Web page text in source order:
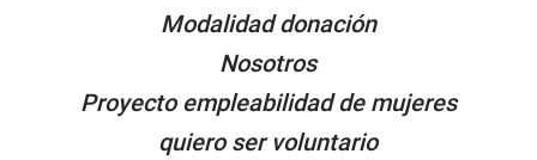
Modalidad donación
Nosotros
Proyecto empleabilidad de mujeres
quiero ser voluntario